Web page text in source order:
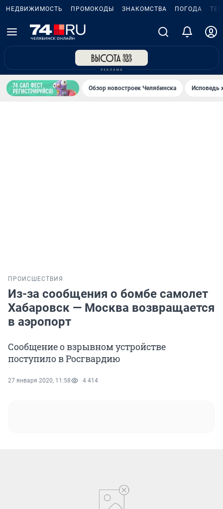
НЕДВИЖИМОСТЬ ПРОМОКОДЫ ЗНАКОМСТВА ПОГОДА
Обзор новостроек Челябинска Исповедь
ПРОИСШЕСТВИЯ
Из-за сообщения о бомбе самолет
Хабаровск — Москва возвращается
в аэропорт
Сообщение о взрывном устройстве
поступило в Росгвардию
27 января 2020, 11:58 4 414